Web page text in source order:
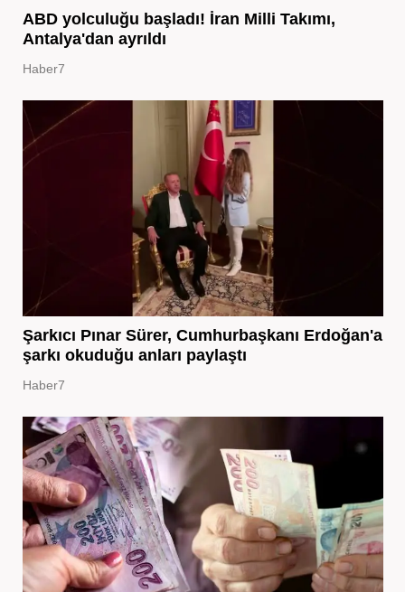
ABD yolculuğu başladı! İran Milli Takımı,
Antalya'dan ayrıldı
Haber7
Şarkıcı Pınar Sürer, Cumhurbaşkanı Erdoğan'a
şarkı okuduğu anları paylaştı
Haber7